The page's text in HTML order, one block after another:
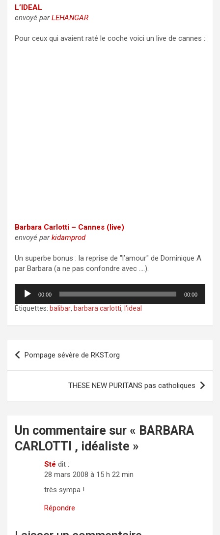
L’IDEAL
envoyé parLEHANGAR
Pour ceux qui avaient raté le coche voici un live de cannes :
Barbara Carlotti – Cannes (live)
envoyé parkidamprod
Un superbe bonus : la reprise de "l’amour" de Dominique A
par Barbara (a ne pas confondre avec ….).
audio
00:00 00:00
Étiquettes: balibar, barbara carlotti, l'ideal
Navigation
de
Pompage sévère de RKST.org
THESE NEW PURITANS pas catholiques
Un commentaire sur « BARBARA
CARLOTTI , idéaliste »
Sté dit :
28 mars 2008 à 15 h 22 min
très sympa !
Répondre